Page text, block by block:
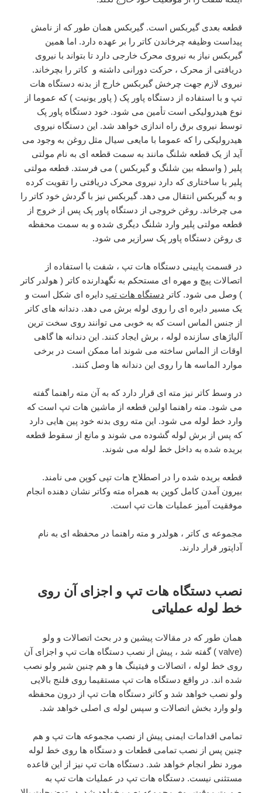
قطعه بعدی گیربکس است. گیربکس همان طور که از نامش
پیداست وظیفه چرخاندن کاتر را بر عهده دارد. اما همین
گیربکس نیاز به نیروی محرک خارجی دارد تا بتواند با نیروی
دریافتی از محرک ، حرکت دورانی داشته و کاتر را بچرخاند.
نیروی لازم جهت چرخش گیربکس خارج از بدنه دستگاه هات
تپ و با استفاده از دستگاه پاور پک ( پاور یونیت ) که عموما از
نوع هیدرولیکی است تأمین می شود. خود دستگاه پاور پک
توسط نیروی برق راه اندازی خواهد شد. این دستگاه نیروی
هیدرولیکی را که عموما با مایعی سیال مثل روغن به وجود می
آید از یک قطعه شلنگ مانند به سمت قطعه ای به نام مولتی
پلیر ( واسطه بین شلنگ و گیربکس ) می فرستد. قطعه مولتی
پلیر با ساختاری که دارد نیروی محرک دریافتی را تقویت کرده
و به گیربکس انتقال می دهد. گیربکس نیز با گردش خود کاتر را
می چرخاند. روغن خروجی از دستگاه پاور پک پس از خروج از
قطعه مولتی پلیر وارد شلنگ دیگری شده و به سمت محفظه
ی روغن دستگاه پاور پک سرازیر می شود.
در قسمت پایینی دستگاه هات تپ ، شفت با استفاده از
اتصالات پیچ و مهره ای مستحکم به نگهدارنده کاتر ( هولدر کاتر
) وصل می شود. کاتر دستگاه هات تپ دایره ای شکل است و
یک مسیر دایره ای را روی لوله برش می دهد. دندانه های کاتر
از جنس الماس است که به خوبی می توانند روی سخت ترین
آلیاژهای سازنده لوله ، برش ایجاد کنند. این دندانه ها گاهی
اوقات از الماس ساخته می شوند اما ممکن است در برخی
موارد الماسه ها را روی این دندانه ها وصل کنند.
در وسط کاتر نیز مته ای قرار دارد که به آن مته راهنما گفته
می شود. مته راهنما اولین قطعه از ماشین هات تپ است که
وارد خط لوله می شود. این مته روی بدنه خود پین هایی دارد
که پس از برش لوله گشوده می شوند و مانع از سقوط قطعه
بریده شده به داخل خط لوله می شوند.
قطعه بریده شده را در اصطلاح هات تپی کوپن می نامند.
بیرون آمدن کامل کوپن به همراه مته وکاتر نشان دهنده انجام
موفقیت آمیز عملیات هات تپ است.
مجموعه ی کاتر ، هولدر و مته راهنما در محفظه ای به نام
آداپتور قرار دارند.
نصب دستگاه هات تپ و اجزای آن روی
خط لوله عملیاتی
همان طور که در مقالات پیشین و در بحث اتصالات و ولو
(valve ) گفته شد ، پیش از نصب دستگاه هات تپ و اجزای آن
روی خط لوله ، اتصالات و فیتینگ ها و هم چنین شیر ولو نصب
شده اند. در واقع دستگاه هات تپ مستقیما روی فلنج بالایی
ولو نصب خواهد شد و کاتر دستگاه هات تپ از درون محفظه
ولو وارد بخش اتصالات و سپس لوله ی اصلی خواهد شد.
تمامی اقدامات ایمنی پیش از نصب مجموعه هات تپ و هم
چنین پس از نصب تمامی قطعات و دستگاه ها روی خط لوله
مورد نظر انجام خواهد شد. دستگاه هات تپ نیز از این قاعده
مستثنی نیست. دستگاه هات تپ در عملیات هات تپ به